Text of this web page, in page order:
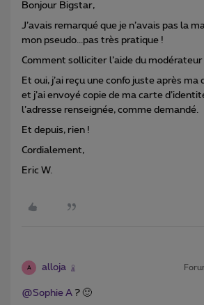
Bonjour Bigstar,
J’avais remarqué que je n’avais pas la
mon pseudo...pas très pratique !
Comment solliciter l’aide du
Et oui, j’ai reçu une confo juste après ma
et j’ai envoyé copie de ma carte
l’adresse renseignée, comme demandé.
Et depuis, rien !
Cordialement,
Eric W.
A alloja
@Sophie A ? 🙂